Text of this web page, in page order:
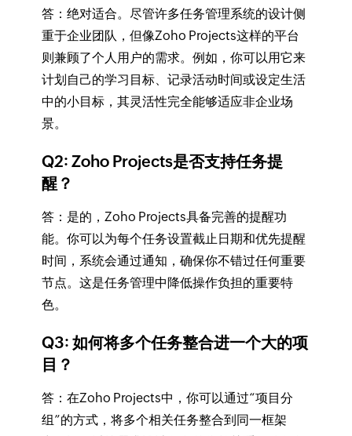
答：绝对适合。尽管许多任务管理系统的设计侧
重于企业团队，但像Zoho Projects这样的平台
则兼顾了个人用户的需求。例如，你可以用它来
计划自己的学习目标、记录活动时间或设定生活
中的小目标，其灵活性完全能够适应非企业场
景。
Q2: Zoho Projects是否支持任务提
醒？
答：是的，Zoho Projects具备完善的提醒功
能。你可以为每个任务设置截止日期和优先提醒
时间，系统会通过通知，确保你不错过任何重要
节点。这是任务管理中降低操作负担的重要特
色。
Q3: 如何将多个任务整合进一个大的项
目？
答：在Zoho Projects中，你可以通过“项目分
组”的方式，将多个相关任务整合到同一框架